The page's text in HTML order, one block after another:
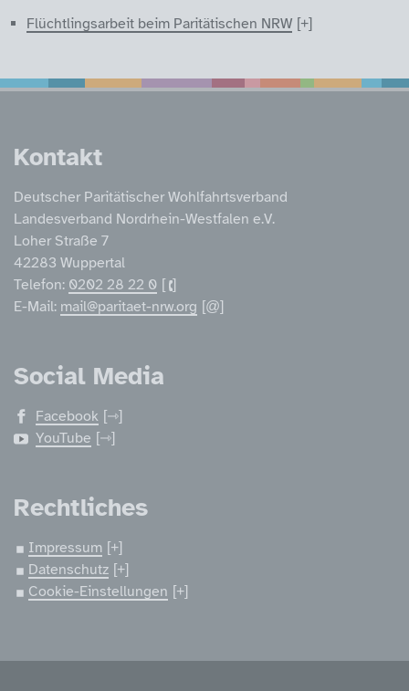
Flüchtlingsarbeit beim Paritätischen NRW
Service
Kontakt
Deutscher Paritätischer Wohlfahrtsverband
Landesverband Nordrhein-Westfalen e.V.
Loher Straße 7
42283 Wuppertal
Telefon: 0202 28 22 0
E-Mail: mail@paritaet-nrw.org
Social Media
Facebook
YouTube
Rechtliches
Impressum
Datenschutz
Cookie-Einstellungen